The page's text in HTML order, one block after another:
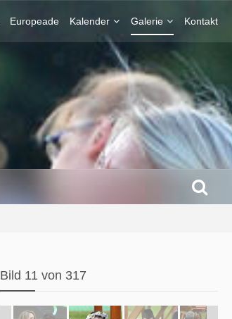
Europeade Kalender Galerie Kontakt
Bild 11 von 317